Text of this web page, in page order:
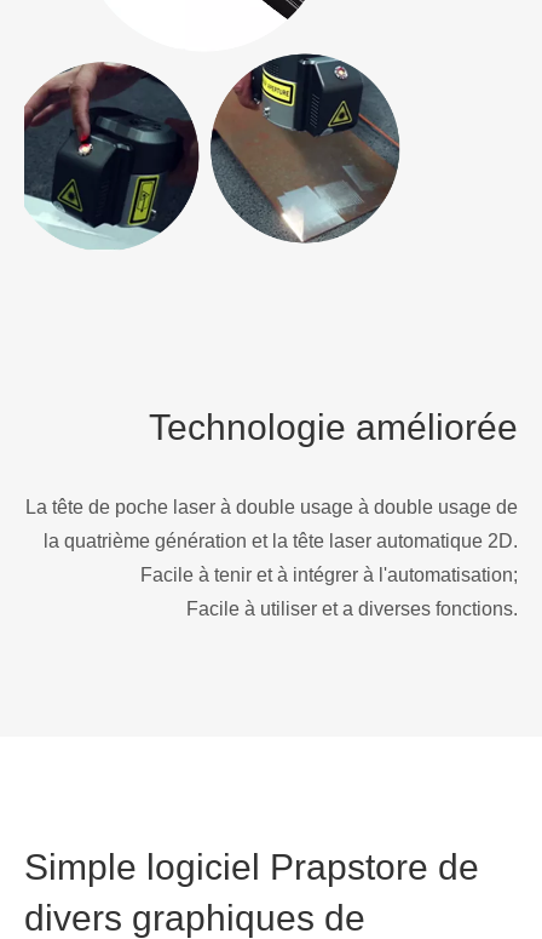
L'appropriation illimité sera étudiée
Technologie améliorée
La tête de poche laser à double usage à double usage de
la quatrième génération et la tête laser automatique 2D.
Facile à tenir et à intégrer à l'automatisation;
Facile à utiliser et a diverses fonctions.
Simple logiciel Prapstore de
divers graphiques de